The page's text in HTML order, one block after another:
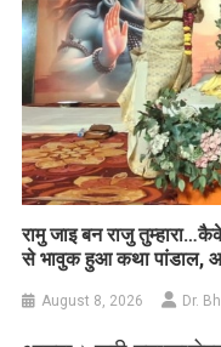
रामु जाइ बन राजु
से भावुक हुआ कथा पांडाल,
August 8, 2026 Dr.